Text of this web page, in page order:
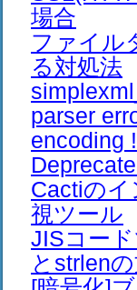
場合
ファイル
る対処法
parser
encoding !
Cactiのイ
視ツール
JISコー
とstrlen